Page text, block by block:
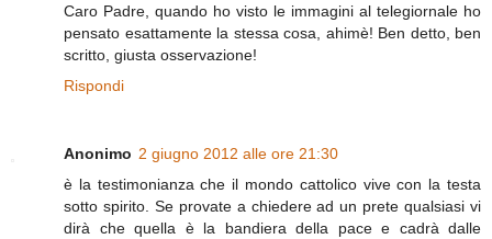
Caro Padre, quando ho visto le immagini al telegiornale ho
pensato esattamente la stessa cosa, ahimè! Ben detto, ben
scritto, giusta osservazione!
Rispondi
Anonimo 2 giugno 2012 alle ore 21:30
è la testimonianza che il mondo cattolico vive con la testa
sotto spirito. Se provate a chiedere ad un prete qualsiasi vi
dirà che quella è la bandiera della pace e cadrà dalle